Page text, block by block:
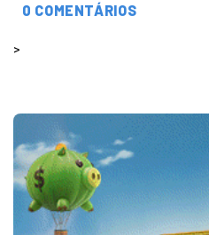
0 COMENTÁRIOS
>